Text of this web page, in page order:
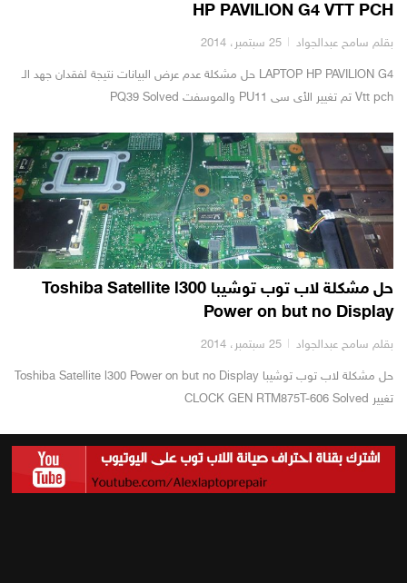
HP PAVILION G4 VTT PCH
بقلم سامح عبدالجواد 25 سبتمبر، 2014
LAPTOP HP PAVILION G4 حل مشكلة عدم عرض البيانات نتيجة لفقدان جهد الـ
Vtt pch تم تغيير الأى سى PU11 والموسفت PQ39 Solved
حل مشكلة لاب توب توشيبا Toshiba Satellite l300
Power on but no Display
بقلم سامح عبدالجواد 25 سبتمبر، 2014
حل مشكلة لاب توب توشيبا Toshiba Satellite l300 Power on but no Display
تغيير CLOCK GEN RTM875T-606 Solved